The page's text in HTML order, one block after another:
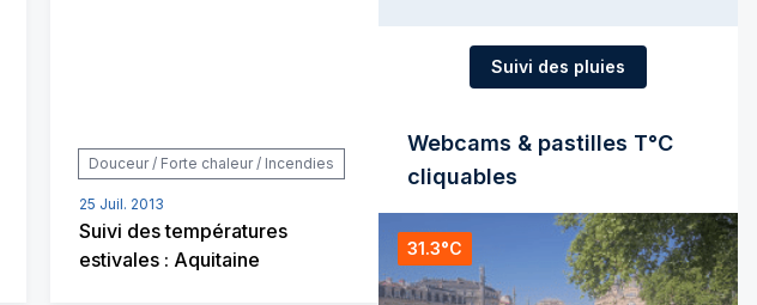
Douceur / Forte chaleur / Incendies
25 Juil. 2013
Suivi des températures
estivales : Aquitaine
Suivi des pluies
Webcams & pastilles T°C
cliquables
31.3°C